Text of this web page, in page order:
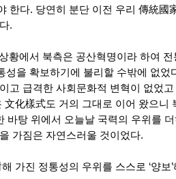
한다. 당연히 분단 이전 우리 傳統國
.
황에서 북측은 공산혁명이라 하여
성을 확보하기에 불리할 수밖에 없
고 급격한 사회문화적 변혁이 없었
文化樣式도 거의 그대로 이어 왔으니
바탕 위에서 오늘날 국력의 우위를
가짐은 자연스러울 것이었다.
가진 정통성의 우위를 스스로 ‘양보